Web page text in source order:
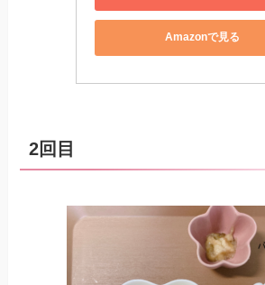
Amazonで見る
2回目